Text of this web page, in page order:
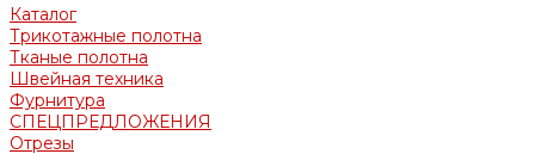
Каталог
Трикотажные полотна
Тканые полотна
Швейная техника
Фурнитура
СПЕЦПРЕДЛОЖЕНИЯ
Отрезы